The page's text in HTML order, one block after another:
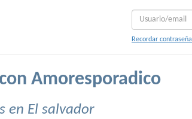
Recordar contraseña
Amoresporadico
en El salvador